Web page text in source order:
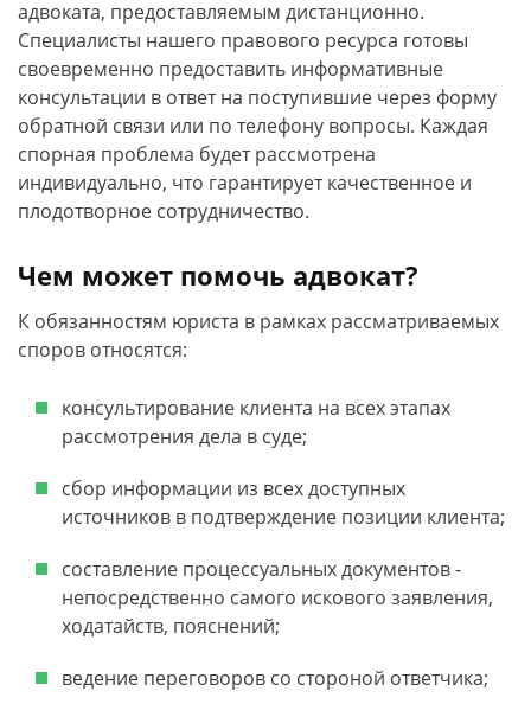
адвоката, предоставляемым дистанционно.
Специалисты нашего правового ресурса готовы
своевременно предоставить информативные
консультации в ответ на поступившие через форму
обратной связи или по телефону вопросы. Каждая
спорная проблема будет рассмотрена
индивидуально, что гарантирует качественное и
плодотворное сотрудничество.
Чем может помочь адвокат?
К обязанностям юриста в рамках рассматриваемых
споров относятся:
консультирование клиента на всех этапах
рассмотрения дела в суде;
сбор информации из всех доступных
источников в подтверждение позиции клиента;
составление процессуальных документов -
непосредственно самого искового заявления,
ходатайств, пояснений;
ведение переговоров со стороной ответчика;